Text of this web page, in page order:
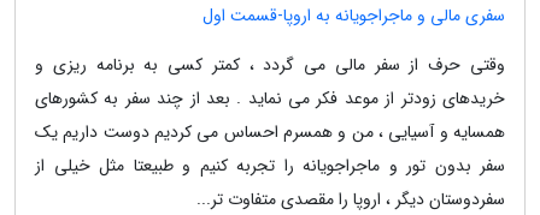
سفری مالی و ماجراجویانه به اروپا-قسمت اول
وقتی حرف از سفر مالی می گردد ، کمتر کسی به برنامه ریزی و
خریدهای زودتر از موعد فکر می نماید . بعد از چند سفر به کشورهای
همسایه و آسیایی ، من و همسرم احساس می کردیم دوست داریم یک
سفر بدون تور و ماجراجویانه را تجربه کنیم و طبیعتا مثل خیلی از
سفردوستان دیگر ، اروپا را مقصدی متفاوت تر...